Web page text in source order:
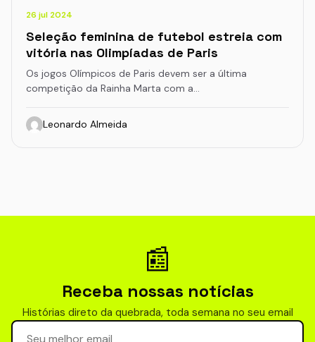
26 jul 2024
Seleção feminina de futebol estreia com
vitória nas Olimpíadas de Paris
Os jogos Olímpicos de Paris devem ser a última
competição da Rainha Marta com a…
Leonardo Almeida
📰
Receba nossas notícias
Histórias direto da quebrada, toda semana no seu email
Seu email para newsletter